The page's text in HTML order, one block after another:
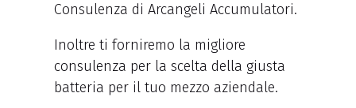
Consulenza di Arcangeli Accumulatori.
Inoltre ti forniremo la migliore
consulenza per la scelta della giusta
batteria per il tuo mezzo aziendale.